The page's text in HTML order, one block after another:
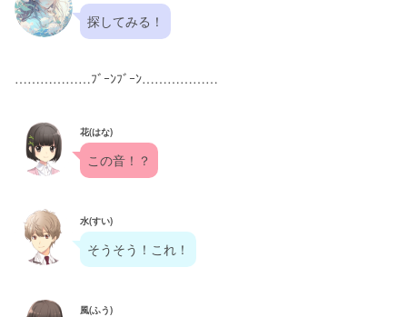
探してみる！
………………ﾌﾞｰﾝﾌﾞｰﾝ………………
花(はな)
この音！？
水(すい)
そうそう！これ！
風(ふう)